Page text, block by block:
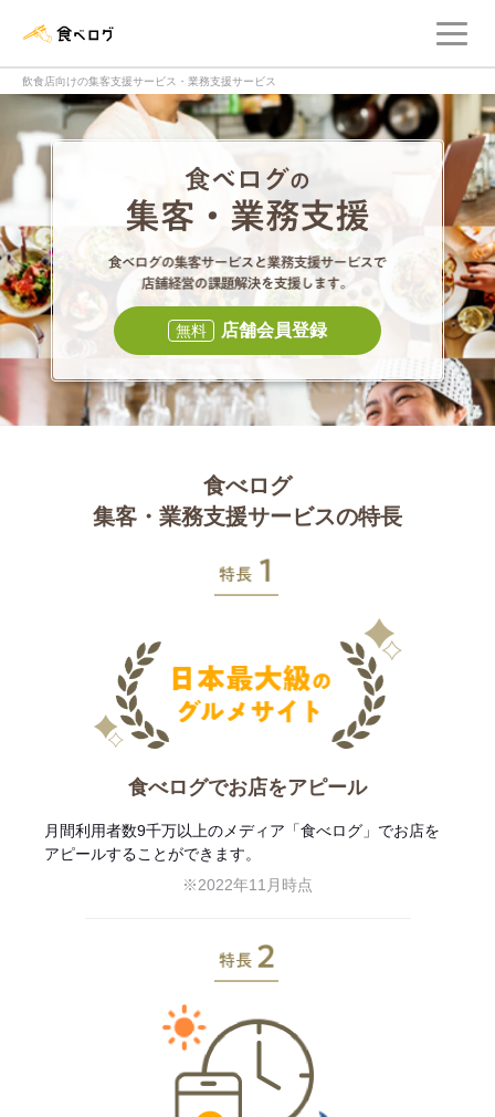
飲食店向けの集客支援サービス・業務支援サービス
食べログの集客
食べログの集
無料 店舗会員登録
食べログ
集客・業務支援サービスの特長
食べログでお店をアピール
月間利用者数9千万以上のメディア「食べログ」でお店を
アピールすることができます。
※2022年11月時点